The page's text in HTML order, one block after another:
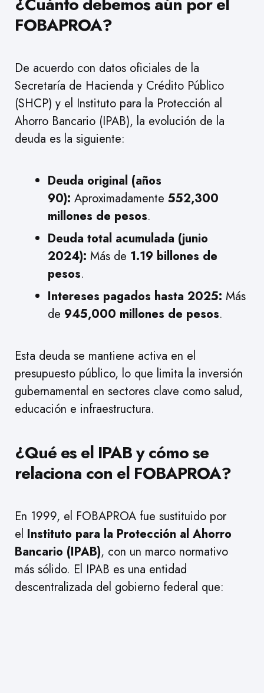
FOBAPROA?
De acuerdo con datos oficiales de la
Secretaría de Hacienda y Crédito Público
(SHCP) y el Instituto para la Protección al
Ahorro Bancario (IPAB), la evolución de la
deuda es la siguiente:
Deuda original (años
90): Aproximadamente 552,300
millones de pesos.
Deuda total acumulada (junio
2024): Más de 1.19 billones de
pesos.
Intereses pagados hasta 2025: Más
de 945,000 millones de pesos.
Esta deuda se mantiene activa en el
presupuesto público, lo que limita la inversión
gubernamental en sectores clave como salud,
educación e infraestructura.
¿Qué es el IPAB y cómo se
relaciona con el FOBAPROA?
En 1999, el FOBAPROA fue sustituido por
el Instituto para la Protección al Ahorro
Bancario (IPAB), con un marco normativo
más sólido. El IPAB es una entidad
descentralizada del gobierno federal que: